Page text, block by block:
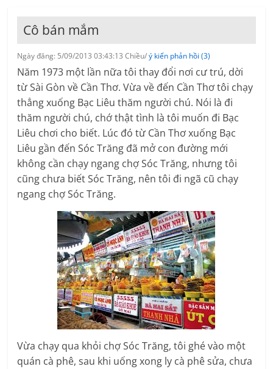
Cô bán mắm
Ngày đăng: 5/09/2013 03:43:13 Chiều/ý kiến phản hồi (3)
Năm 1973 một lần nữa tôi thay đổi nơi cư trú, dời
từ Sài Gòn về Cần Thơ. Vừa về đến Cần Thơ tôi chạy
thẳng xuống Bạc Liêu thăm người chú. Nói là đi
thăm người chú, chớ thật tình là tôi muốn đi Bạc
Liêu chơi cho biết. Lúc đó từ Cần Thơ xuống Bạc
Liêu gần đến Sóc Trăng đã mở con đường mới
không cần chạy ngang chợ Sóc Trăng, nhưng tôi
cũng chưa biết Sóc Trăng, nên tôi đi ngã cũ chạy
ngang chợ Sóc Trăng.
Vừa chạy qua khỏi chợ Sóc Trăng, tôi ghé vào một
quán cà phê, sau khi uống xong ly cà phê sửa, chưa